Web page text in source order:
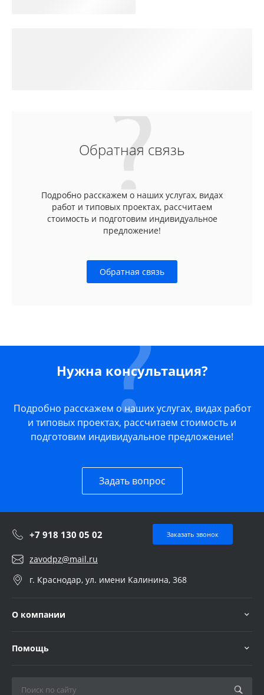
Обратная связь
Подробно расскажем о наших услугах, видах
работ и типовых проектах, рассчитаем
стоимость и подготовим индивидуальное
предложение!
Обратная связь
Нужна консультация?
Подробно расскажем о наших услугах, видах работ
и типовых проектах, рассчитаем стоимость и
подготовим индивидуальное предложение!
Задать вопрос
+7 918 130 05 02 Заказать звонок
zavodpz@mail.ru
г. Краснодар, ул. имени Калинина, 368
О компании
Помощь